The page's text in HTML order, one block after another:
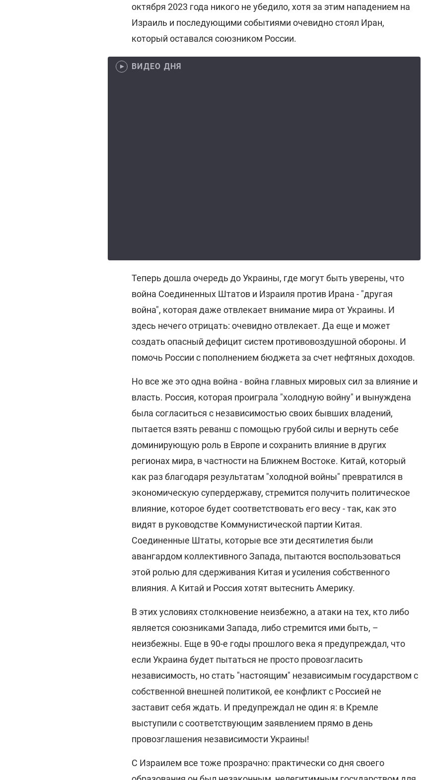
октября 2023 года никого не убедило, хотя за этим нападением на
Израиль и последующими событиями очевидно стоял Иран,
который оставался союзником России.
ВИДЕО ДНЯ
Теперь дошла очередь до Украины, где могут быть уверены, что
война Соединенных Штатов и Израиля против Ирана - "другая
война", которая даже отвлекает внимание мира от Украины. И
здесь нечего отрицать: очевидно отвлекает. Да еще и может
создать опасный дефицит систем противовоздушной обороны. И
помочь России с пополнением бюджета за счет нефтяных доходов.
Но все же это одна война - война главных мировых сил за влияние и
власть. Россия, которая проиграла "холодную войну" и вынуждена
была согласиться с независимостью своих бывших владений,
пытается взять реванш с помощью грубой силы и вернуть себе
доминирующую роль в Европе и сохранить влияние в других
регионах мира, в частности на Ближнем Востоке. Китай, который
как раз благодаря результатам "холодной войны" превратился в
экономическую супердержаву, стремится получить политическое
влияние, которое будет соответствовать его весу - так, как это
видят в руководстве Коммунистической партии Китая.
Соединенные Штаты, которые все эти десятилетия были
авангардом коллективного Запада, пытаются воспользоваться
этой ролью для сдерживания Китая и усиления собственного
влияния. А Китай и Россия хотят вытеснить Америку.
В этих условиях столкновение неизбежно, а атаки на тех, кто либо
является союзниками Запада, либо стремится ими быть, –
неизбежны. Еще в 90-е годы прошлого века я предупреждал, что
если Украина будет пытаться не просто провозгласить
независимость, но стать "настоящим" независимым государством с
собственной внешней политикой, ее конфликт с Россией не
заставит себя ждать. И предупреждал не один я: в Кремле
выступили с соответствующим заявлением прямо в день
провозглашения независимости Украины!
С Израилем все тоже прозрачно: практически со дня своего